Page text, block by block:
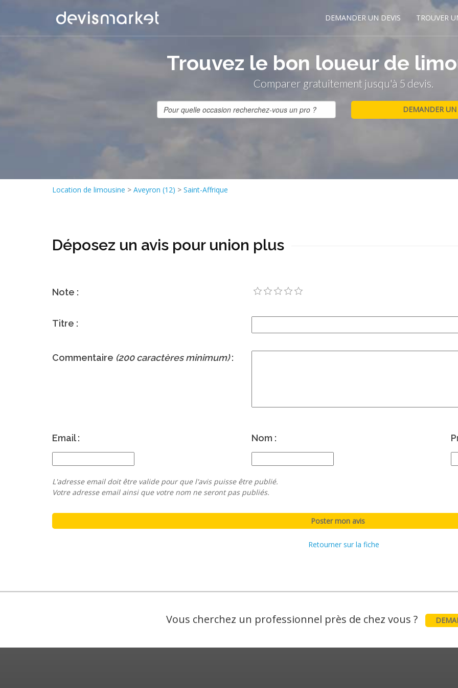
DEMANDER UN DEVIS TROUVER
Trouvez le bon loueur de
Comparer gratuitement jusqu'à 5 devis.
Location de limousine > Aveyron (12) > Saint-Affrique
Déposez un avis pour union plus
Note :
Titre :
Commentaire (200 caractères minimum):
Email : Nom :
L'adresse email doit être valide pour que l'avis puisse être publié.
Votre adresse email ainsi que votre nom ne seront pas publiés.
Retourner sur la fiche
Vous cherchez un professionnel près de chez vous ?